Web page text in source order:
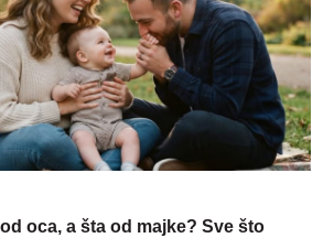
oca, a šta od majke? Sve što